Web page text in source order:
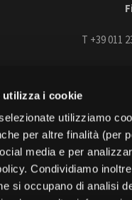
i cookie
utilizziamo
per altre finalità (per
media e per
Condividiamo
si occupano di analisi
T +39 011
FacebookInstagram